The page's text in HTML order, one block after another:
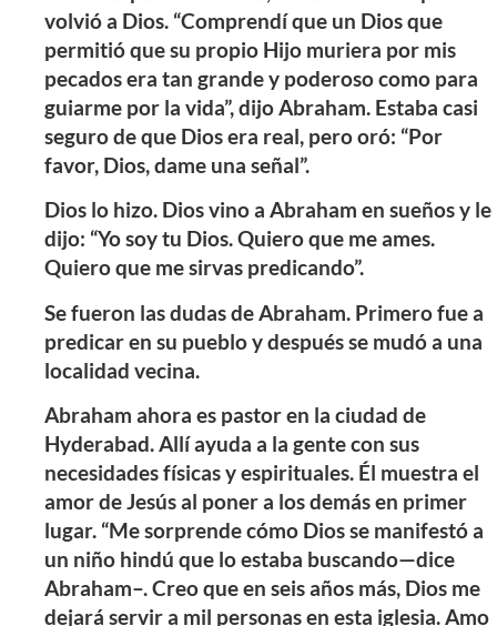
volvió a Dios. “Comprendí que un Dios que
permitió que su propio Hijo muriera por mis
pecados era tan grande y poderoso como para
guiarme por la vida”, dijo Abraham. Estaba casi
seguro de que Dios era real, pero oró: “Por
favor, Dios, dame una señal”.
Dios lo hizo. Dios vino a Abraham en sueños y le
dijo: “Yo soy tu Dios. Quiero que me ames.
Quiero que me sirvas predicando”.
Se fueron las dudas de Abraham. Primero fue a
predicar en su pueblo y después se mudó a una
localidad vecina.
Abraham ahora es pastor en la ciudad de
Hyderabad. Allí ayuda a la gente con sus
necesidades físicas y espirituales. Él muestra el
amor de Jesús al poner a los demás en primer
lugar. “Me sorprende cómo Dios se manifestó a
un niño hindú que lo estaba buscando—dice
Abraham–. Creo que en seis años más, Dios me
dejará servir a mil personas en esta iglesia. Amo